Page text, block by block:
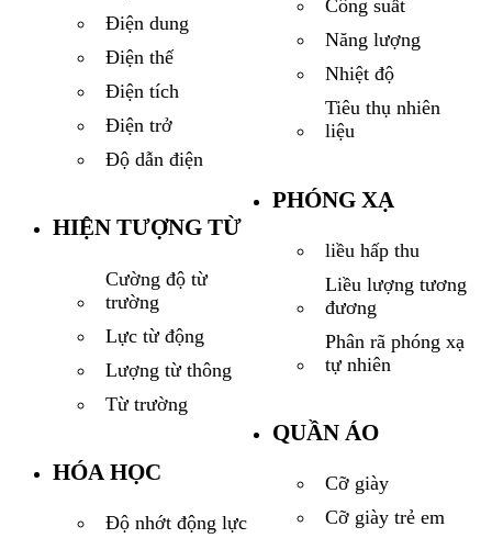
Điện dung
Điện thế
Điện tích
Điện trở
Độ dẫn điện
HIỆN TƯỢNG TỪ
Cường độ từ
trường
Lực từ động
Lượng từ thông
Từ trường
HÓA HỌC
Độ nhớt động lực
Công suất
Năng lượng
Nhiệt độ
Tiêu thụ nhiên
liệu
PHÓNG XẠ
liều hấp thu
Liều lượng tương
đương
Phân rã phóng xạ
tự nhiên
QUẦN ÁO
Cỡ giày
Cỡ giày trẻ em